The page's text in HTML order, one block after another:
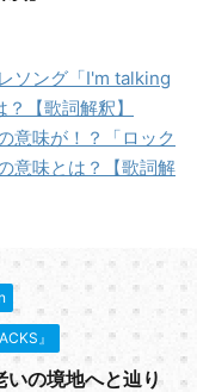
ソング「I'm talking
【歌詞解釈】
意味が！？「ロック
意味とは？【歌詞解
』
いの境地へと辿り